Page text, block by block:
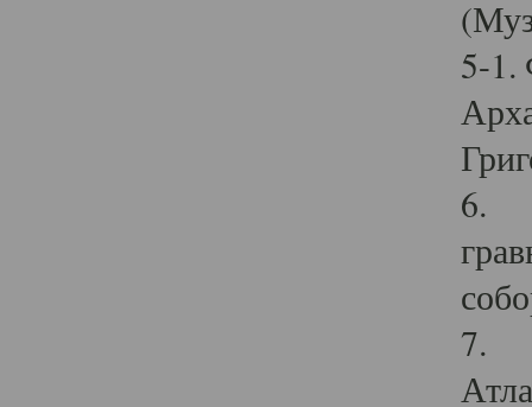
5-1.
6.
7.